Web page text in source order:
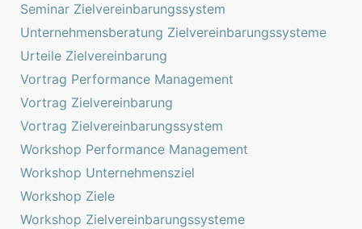
Seminar Zielvereinbarungssystem
Unternehmensberatung Zielvereinbarungssysteme
Urteile Zielvereinbarung
Vortrag Performance Management
Vortrag Zielvereinbarung
Vortrag Zielvereinbarungssystem
Workshop Performance Management
Workshop Unternehmensziel
Workshop Ziele
Workshop Zielvereinbarungssysteme